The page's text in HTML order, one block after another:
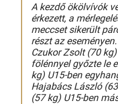
A kezdő ökölvívók v
érkezett, a
meccset sikerült
részt az eseményen.
Czukor Zsolt (70
fölénnyel győzte le
kg) U15-ben
Hajabács László
(57 kg) U15-ben